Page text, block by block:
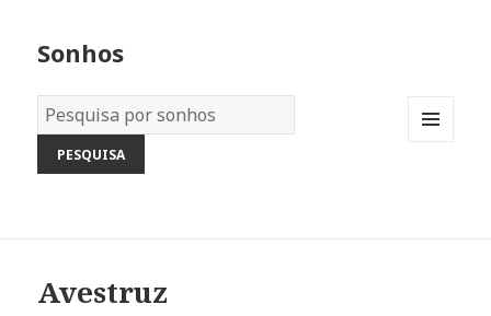
Sonhos
Dicionário
dos
Sonhos:
Avestruz